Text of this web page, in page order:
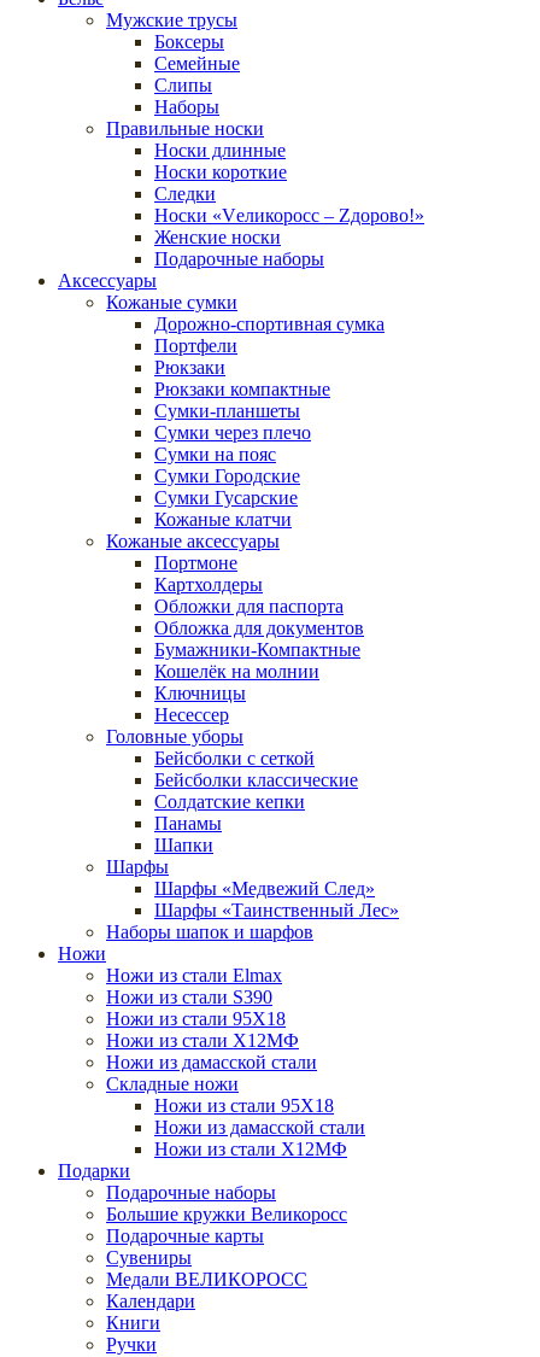
Мужские трусы
Боксеры
Семейные
Слипы
Наборы
Правильные носки
Носки длинные
Носки короткие
Следки
Носки «Vеликоросс – Zдорово!»
Женские носки
Подарочные наборы
Аксессуары
Кожаные сумки
Дорожно-спортивная сумка
Портфели
Рюкзаки
Рюкзаки компактные
Сумки-планшеты
Сумки через плечо
Сумки на пояс
Сумки Городские
Сумки Гусарские
Кожаные клатчи
Кожаные аксессуары
Портмоне
Картхолдеры
Обложки для паспорта
Обложка для документов
Бумажники-Компактные
Кошелёк на молнии
Ключницы
Несессер
Головные уборы
Бейсболки с сеткой
Бейсболки классические
Солдатские кепки
Панамы
Шапки
Шарфы
Шарфы «Медвежий След»
Шарфы «Таинственный Лес»
Наборы шапок и шарфов
Ножи
Ножи из стали Elmax
Ножи из стали S390
Ножи из стали 95X18
Ножи из стали Х12МФ
Ножи из дамасской стали
Складные ножи
Ножи из стали 95X18
Ножи из дамасской стали
Ножи из стали Х12МФ
Подарки
Подарочные наборы
Большие кружки Великоросс
Подарочные карты
Сувениры
Медали ВЕЛИКОРОСС
Календари
Книги
Ручки